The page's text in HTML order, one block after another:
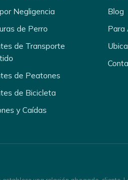
Negligencia
de Perro
de Transporte
de Peatones
de Bicicleta
y Caídas
Blog
Para